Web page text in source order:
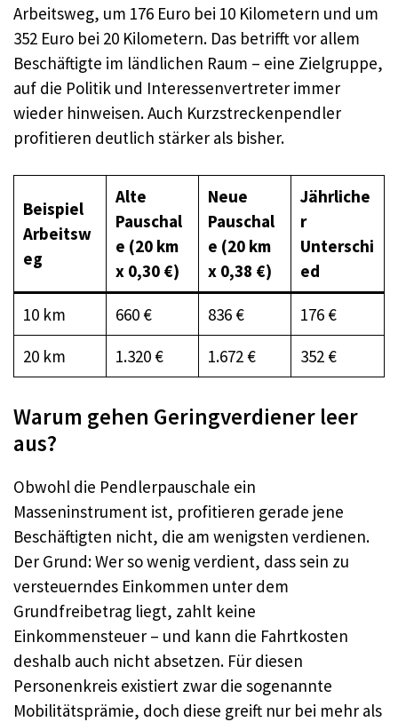
Arbeitsweg, um 176 Euro bei 10 Kilometern und um
352 Euro bei 20 Kilometern. Das betrifft vor allem
Beschäftigte im ländlichen Raum – eine Zielgruppe,
auf die Politik und Interessenvertreter immer
wieder hinweisen. Auch Kurzstreckenpendler
profitieren deutlich stärker als bisher.​
Beispiel
Arbeitsw
eg
Alte
Pauschal
e (20 km
x 0,30 €)
Neue
Pauschal
e (20 km
x 0,38 €)
Jährliche
r
Unterschi
ed
10 km 660 € 836 €
176 €
20 km
1.320 € 1.672 € 352 €
Warum gehen Geringverdiener leer
aus?
Obwohl die Pendlerpauschale ein
Masseninstrument ist, profitieren gerade jene
Beschäftigten nicht, die am wenigsten verdienen.
Der Grund: Wer so wenig verdient, dass sein zu
versteuerndes Einkommen unter dem
Grundfreibetrag liegt, zahlt keine
Einkommensteuer – und kann die Fahrtkosten
deshalb auch nicht absetzen. Für diesen
Personenkreis existiert zwar die sogenannte
Mobilitätsprämie, doch diese greift nur bei mehr als